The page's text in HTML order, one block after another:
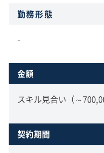
勤務形態
-
金額
スキル見合い（～
契約期間